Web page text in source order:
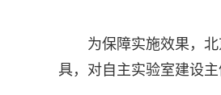
为保障实施效果，
具，对自主实验室建设主